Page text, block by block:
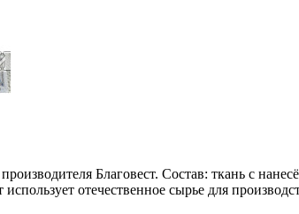
Благовест. Состав: ткань с
отечественное сырье для